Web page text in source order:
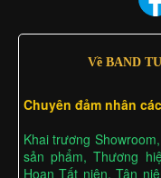
Về BAND
Chuyên đảm nhân
Khai trương
sản phẩm, Thương
Hoan Tất niên, Tân